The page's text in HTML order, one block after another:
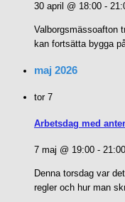
30 april @ 18:00 -
Valborgsmässoafton
kan fortsätta bygga
maj 2026
tor 7
Arbetsdag med
7 maj @ 19:00 - 21:00
Denna torsdag var
regler och hur man